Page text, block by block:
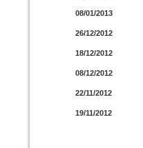
08/01/2013
26/12/2012
18/12/2012
08/12/2012
22/11/2012
19/11/2012